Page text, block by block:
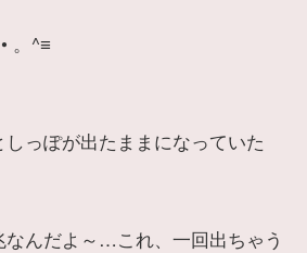
。^≡
っぽが出たままになっていた
なんだよ～…これ、一回出ちゃう